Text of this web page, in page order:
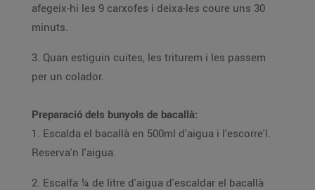
afegeix-hi les 9 carxofes i deixa-les coure uns 30
minuts.
3. Quan estiguin cuites, les triturem i les passem
per un colador.
Preparació dels bunyols de bacallà:
1. Escalda el bacallà en 500ml d'aigua i l'escorre'l.
Reserva'n l'aigua.
2. Escalfa ¼ de litre d'aigua d'escaldar el bacallà